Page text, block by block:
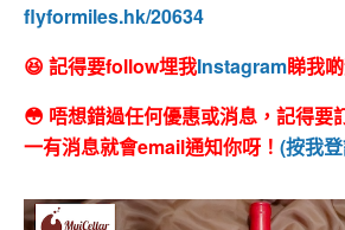
flyformiles.hk/20634
😆 記得要follow埋我Instagram睇我
😳 唔想錯過任何優惠或消息，記得要
一有消息就會email通知你呀！ (按我